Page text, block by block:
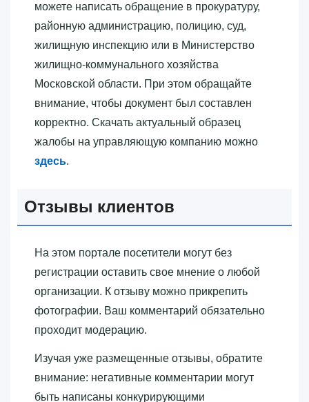
можете написать обращение в прокуратуру,
районную администрацию, полицию, суд,
жилищную инспекцию или в Министерство
жилищно-коммунального хозяйства
Московской области. При этом обращайте
внимание, чтобы документ был составлен
корректно. Скачать актуальный образец
жалобы на управляющую компанию можно
здесь.
Отзывы клиентов
На этом портале посетители могут без
регистрации оставить свое мнение о любой
организации. К отзыву можно прикрепить
фотографии. Ваш комментарий обязательно
проходит модерацию.
Изучая уже размещенные отзывы, обратите
внимание: негативные комментарии могут
быть написаны конкурирующими